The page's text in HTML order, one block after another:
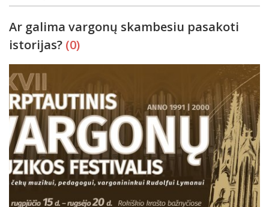
Ar galima vargonų skambesiu pasakoti
istorijas? (0)